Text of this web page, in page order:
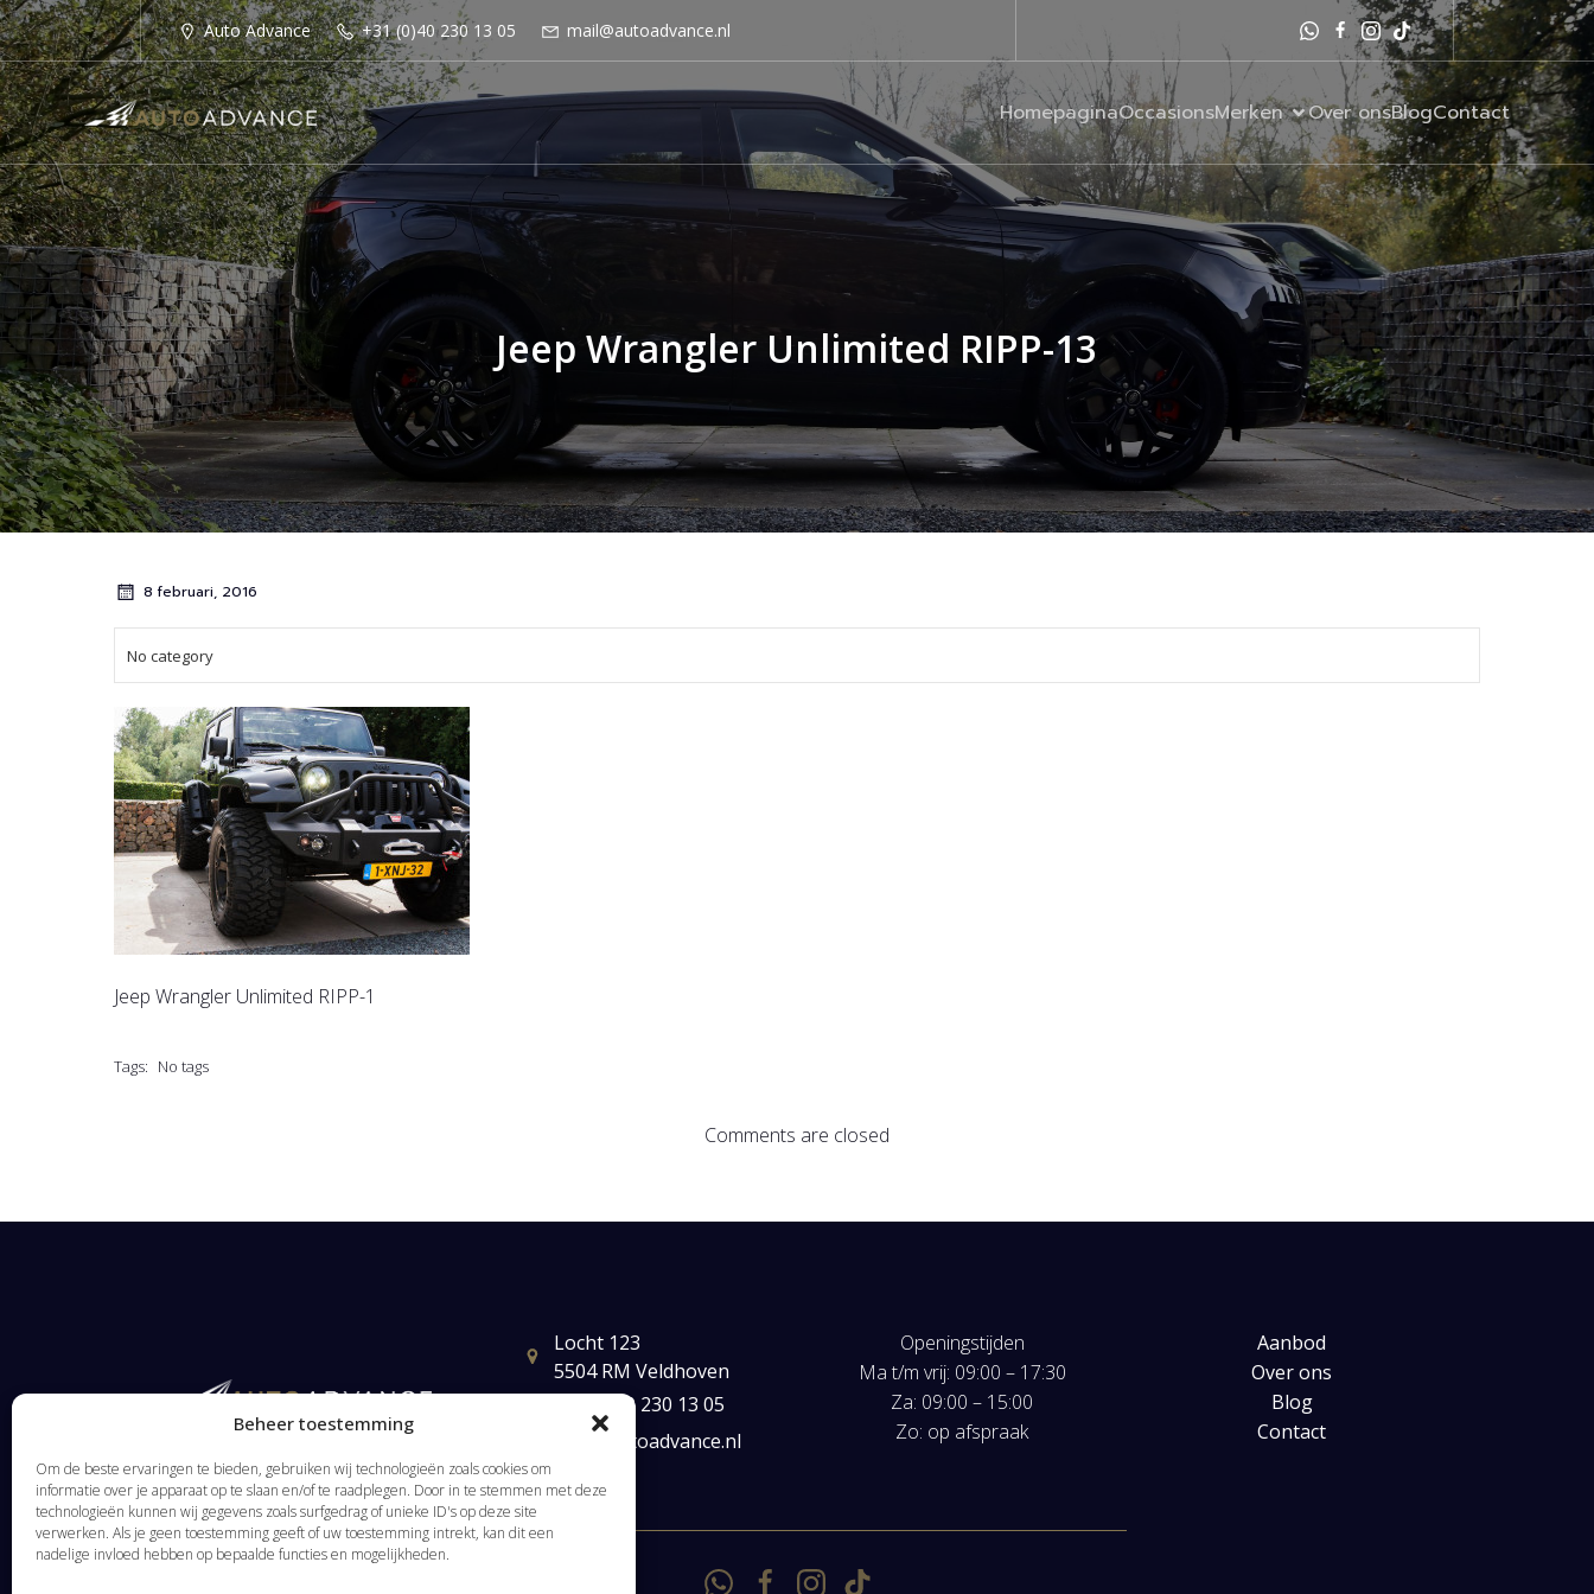
Beheer toestemming
Om de beste ervaringen te bieden, gebruiken wij technologieën zoals cookies om
informatie over je apparaat op te slaan en/of te raadplegen. Door in te stemmen met deze
technologieën kunnen wij gegevens zoals surfgedrag of unieke ID's op deze site
verwerken. Als je geen toestemming geeft of uw toestemming intrekt, kan dit een
nadelige invloed hebben op bepaalde functies en mogelijkheden.
Auto Advance +31 (0)40 230 13 05 mail@autoadvance.nl
HomepaginaOccasionsMerken Over onsBlogContact
Jeep Wrangler Unlimited RIPP-13
8 februari, 2016
No category
Jeep Wrangler Unlimited RIPP-1
Tags: No tags
Comments are closed
Locht 123
5504 RM Veldhoven
+31(0) 40 230 13 05
mail@autoadvance.nl
Openingstijden
Ma t/m vrij: 09:00 – 17:30
Za: 09:00 – 15:00
Zo: op afspraak
Aanbod
Over ons
Blog
Contact